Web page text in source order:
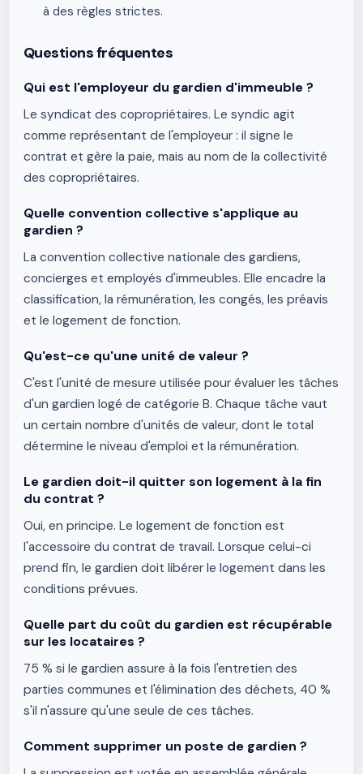
à des règles strictes.
Questions fréquentes
Qui est l'employeur du gardien d'immeuble ?
Le syndicat des copropriétaires. Le syndic agit
comme représentant de l'employeur : il signe le
contrat et gère la paie, mais au nom de la collectivité
des copropriétaires.
Quelle convention collective s'applique au
gardien ?
La convention collective nationale des gardiens,
concierges et employés d'immeubles. Elle encadre la
classification, la rémunération, les congés, les préavis
et le logement de fonction.
Qu'est-ce qu'une unité de valeur ?
C'est l'unité de mesure utilisée pour évaluer les tâches
d'un gardien logé de catégorie B. Chaque tâche vaut
un certain nombre d'unités de valeur, dont le total
détermine le niveau d'emploi et la rémunération.
Le gardien doit-il quitter son logement à la fin
du contrat ?
Oui, en principe. Le logement de fonction est
l'accessoire du contrat de travail. Lorsque celui-ci
prend fin, le gardien doit libérer le logement dans les
conditions prévues.
Quelle part du coût du gardien est récupérable
sur les locataires ?
75 % si le gardien assure à la fois l'entretien des
parties communes et l'élimination des déchets, 40 %
s'il n'assure qu'une seule de ces tâches.
Comment supprimer un poste de gardien ?